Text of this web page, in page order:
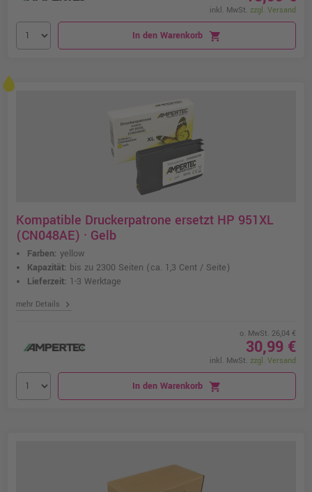
inkl. MwSt. zzgl. Versand
In den Warenkorb shopping_cart
Kompatible Druckerpatrone ersetzt HP 951XL
(CN048AE) · Gelb
Farben: yellow
Kapazität: bis zu 2300 Seiten (ca. 1,3 Cent / Seite)
Lieferzeit: 1-3 Werktage
mehr Details chevron_right
o. MwSt. 26,04 €
30,99 €
inkl. MwSt. zzgl. Versand
In den Warenkorb shopping_cart